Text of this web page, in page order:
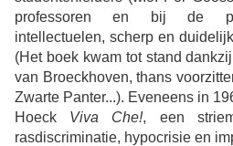
professoren en bij de
intellectuelen, scherp en
(Het boek kwam tot stand
van Broeckhoven, thans
Zwarte Panter...). Eveneens in
Hoeck Viva Che!, een
rasdiscriminatie, hypocrisie en